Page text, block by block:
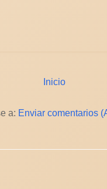
Inicio
a: Enviar comentarios